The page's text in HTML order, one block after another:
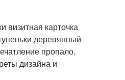
визитная карточка
деревянный
пропало.
дизайна и